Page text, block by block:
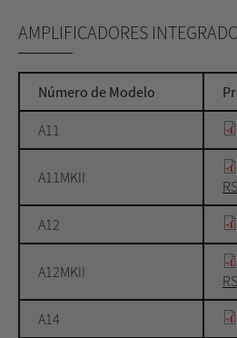
AMPLIFICADORES
Número de Modelo
A11
A11MKII
A12
A12MKII
A14